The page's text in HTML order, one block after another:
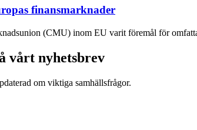
finansmarknader
(CMU) inom EU varit föremål för
vårt nyhetsbrev
om viktiga samhällsfrågor.